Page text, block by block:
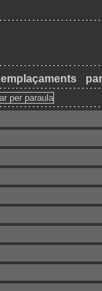
emplaçaments